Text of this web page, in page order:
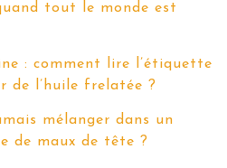
tout le monde est
: comment lire l’étiquette
de l’huile frelatée ?
mélanger dans un
de maux de tête ?